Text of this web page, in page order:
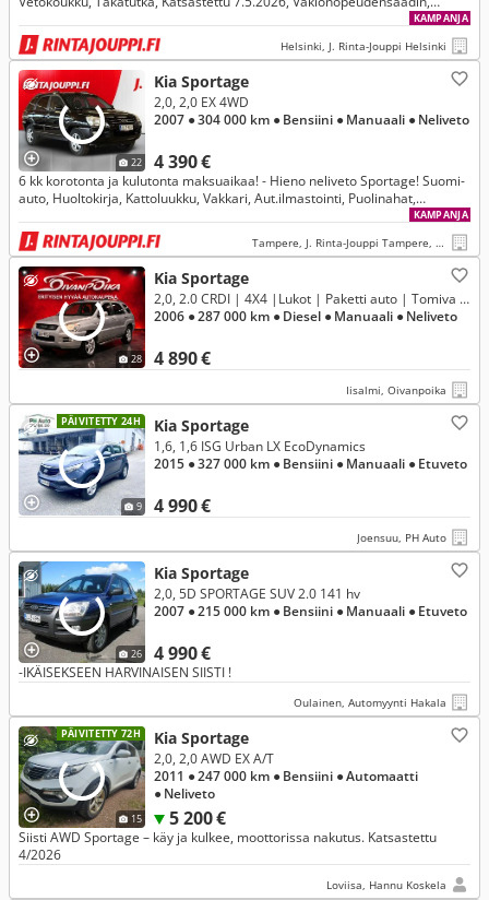
KAMPANJA
Helsinki, J. Rinta-Jouppi Helsinki
22
Kia Sportage
4 390 €
2,0, 2,0 EX 4WD
2007 ● 304 000 km ● Bensiini ● Manuaali ● Neliveto
6 kk korotonta ja kulutonta maksuaikaa! - Hieno neliveto Sportage! Suomi-
auto, Huoltokirja, Kattoluukku, Vakkari, Aut.ilmastointi, Puolinahat,
KAMPANJA
Tampere, J. Rinta-Jouppi Tampere, Hatanpää
28
Kia Sportage
4 890 €
2,0, 2.0 CRDI | 4X4 |Lukot | Paketti auto | Tomiva metsä auto
2006 ● 287 000 km ● Diesel ● Manuaali ● Neliveto
Iisalmi, Oivanpoika
PÄIVITETTY 24H
9
Kia Sportage
4 990 €
1,6, 1,6 ISG Urban LX EcoDynamics
2015 ● 327 000 km ● Bensiini ● Manuaali ● Etuveto
Joensuu, PH Auto
26
Kia Sportage
4 990 €
2,0, 5D SPORTAGE SUV 2.0 141 hv
2007 ● 215 000 km ● Bensiini ● Manuaali ● Etuveto
-IKÄISEKSEEN HARVINAISEN SIISTI !
Oulainen, Automyynti Hakala
PÄIVITETTY 72H
15
Kia Sportage
5 200 €
2,0, 2,0 AWD EX A/T
2011 ● 247 000 km ● Bensiini ● Automaatti
● Neliveto
Siisti AWD Sportage – käy ja kulkee, moottorissa nakutus. Katsastettu
4/2026
Loviisa, Hannu Koskela